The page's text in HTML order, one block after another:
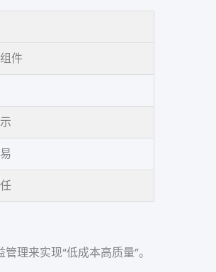
件
理来实现“低成本高质量”。